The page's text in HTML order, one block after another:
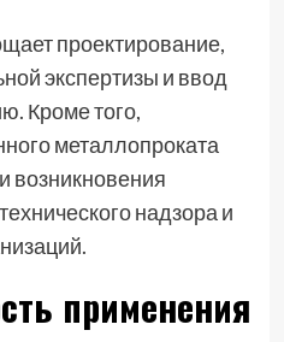
проектирование,
экспертизы и ввод
Кроме того,
металлопроката
возникновения
надзора и
применения